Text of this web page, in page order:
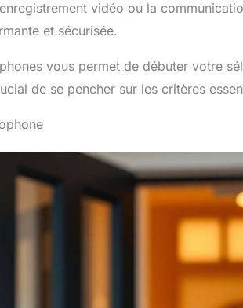
vidéo ou la
et sécurisée.
vous permet de débuter votre
de se pencher sur les critères